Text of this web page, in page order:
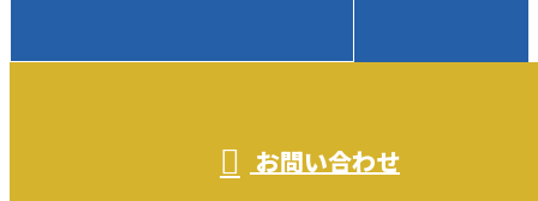
お問い合わせ